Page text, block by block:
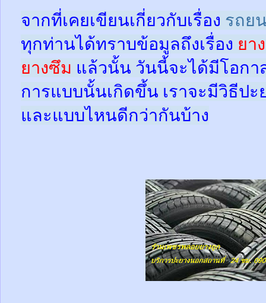
จากที่เคยเขียนเกี่ยวกับเรื่อง รถย
ทุกท่านได้ทราบข้อมูลถึงเรื่อง ยา
ยางซึม แล้วนั้น วันนี้จะได้มีโอกา
การแบบนั้นเกิดขึ้น เราจะมีวิธีปะ
และแบบไหนดีกว่ากันบ้าง